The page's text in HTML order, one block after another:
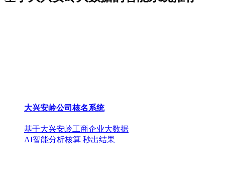
大兴安岭公司核名系统
基于大兴安岭工商企业大数据
AI智能分析核算 秒出结果